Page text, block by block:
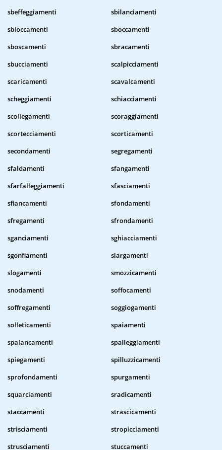
sbeffeggiamenti
sbilanciamenti
sbloccamenti
sboccamenti
sboscamenti
sbracamenti
sbucciamenti
scalpicciamenti
scaricamenti
scavalcamenti
scheggiamenti
schiacciamenti
scollegamenti
scoraggiamenti
scortecciamenti
scorticamenti
secondamenti
segregamenti
sfaldamenti
sfangamenti
sfarfalleggiamenti
sfasciamenti
sfiancamenti
sfondamenti
sfregamenti
sfrondamenti
sganciamenti
sghiacciamenti
sgonfiamenti
slargamenti
slogamenti
smozzicamenti
snodamenti
soffocamenti
soffregamenti
soggiogamenti
solleticamenti
spaiamenti
spalancamenti
spalleggiamenti
spiegamenti
spilluzzicamenti
sprofondamenti
spurgamenti
squarciamenti
sradicamenti
staccamenti
strascicamenti
strisciamenti
stropicciamenti
strusciamenti
stuccamenti